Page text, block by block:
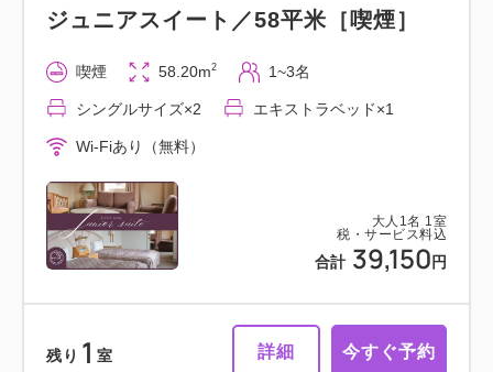
大人 1名 1室
税・サービス料込
合計 39,150 円
ジュニアスイート／58平米［喫煙］
喫煙 58.20m2 1~3名
シングルサイズ×2 エキストラベッド×1
Wi-Fiあり（無料）
残り 1 室 詳細 今すぐ予約